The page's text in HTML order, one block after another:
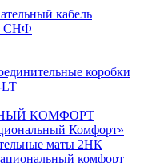
кабель
СНФ
коробки
LT
КОМФОРТ
Комфорт»
маты 2НК
комфорт